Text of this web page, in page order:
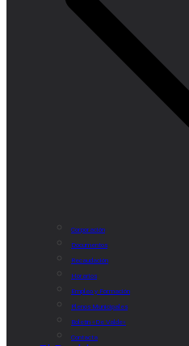
Corporación
Documentos
Recaudación
Horarios
Empleo y Formación
Plenos Municipales
Boletín «De Valde»
Contacta